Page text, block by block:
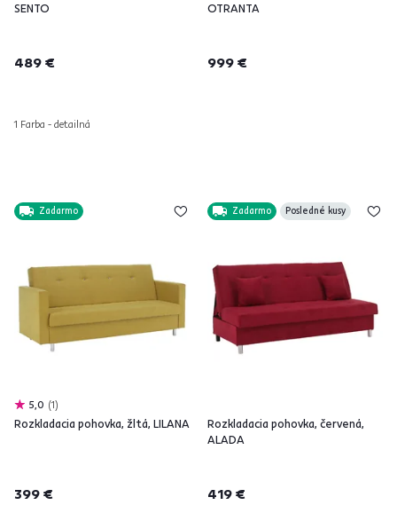
SENTO
489 €
1 Farba - detailná
OTRANTA
999 €
Zadarmo
5,0 1
Rozkladacia pohovka, žltá, LILANA
399 €
Zadarmo Posledné kusy
Rozkladacia pohovka, červená,
ALADA
419 €